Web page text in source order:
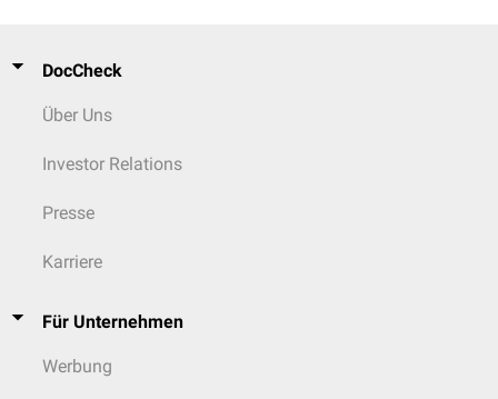
DocCheck
Über Uns
Investor Relations
Presse
Karriere
Für Unternehmen
Werbung